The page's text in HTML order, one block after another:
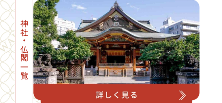
神社・仏閣一覧